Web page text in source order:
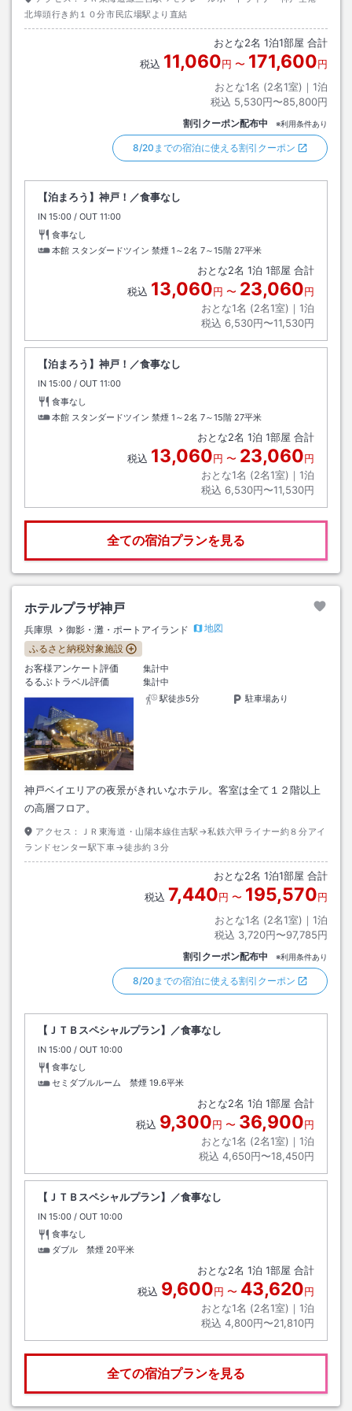
北埠頭行き約１０分市民広場駅より直結
おとな2名 1泊1部屋 合計
税込 11,060円 〜 171,600円
おとな1名 (2名1室)｜ 1泊
税込 5,530円〜85,800円
割引クーポン配布中 ※利用条件あり
8/20までの宿泊に使える割引クーポン
【泊まろう】神戸！／食事なし
IN チェックイン
15:00 / OUT チェックアウト
11:00
食事なし
本館 スタンダードツイン 禁煙 1～2名 7～15階 27平米
おとな2名 1泊 1部屋 合計
税込 13,060円 〜 23,060円
おとな1名 (2名1室)｜ 1泊
税込 6,530円〜11,530円
【泊まろう】神戸！／食事なし
IN チェックイン
15:00 / OUT チェックアウト
11:00
食事なし
本館 スタンダードツイン 禁煙 1～2名 7～15階 27平米
おとな2名 1泊 1部屋 合計
税込 13,060円 〜 23,060円
おとな1名 (2名1室)｜ 1泊
税込 6,530円〜11,530円
全ての宿泊プランを見る
ホテルプラザ神戸
兵庫県 御影・灘・ポートアイランド
地図
ふるさと納税対象施設
お客様アンケート評価
集計中
るるぶトラベル評価
集計中
駅徒歩5分
駐車場あり
神戸ベイエリアの夜景がきれいなホテル。客室は全て１２階以上
の高層フロア。
アクセス：
ＪＲ東海道・山陽本線住吉駅→私鉄六甲ライナー約８分アイ
ランドセンター駅下車→徒歩約３分
おとな2名 1泊1部屋 合計
税込 7,440円 〜 195,570円
おとな1名 (2名1室)｜ 1泊
税込 3,720円〜97,785円
割引クーポン配布中 ※利用条件あり
8/20までの宿泊に使える割引クーポン
【ＪＴＢスペシャルプラン】／食事なし
IN チェックイン
15:00 / OUT チェックアウト
10:00
食事なし
セミダブルルーム 禁煙 19.6平米
おとな2名 1泊 1部屋 合計
税込 9,300円 〜 36,900円
おとな1名 (2名1室)｜ 1泊
税込 4,650円〜18,450円
【ＪＴＢスペシャルプラン】／食事なし
IN チェックイン
15:00 / OUT チェックアウト
10:00
食事なし
ダブル 禁煙 20平米
おとな2名 1泊 1部屋 合計
税込 9,600円 〜 43,620円
おとな1名 (2名1室)｜ 1泊
税込 4,800円〜21,810円
全ての宿泊プランを見る